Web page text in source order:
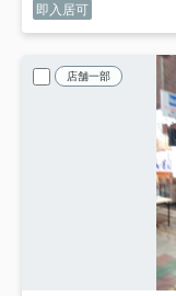
即入居可
店舗一部